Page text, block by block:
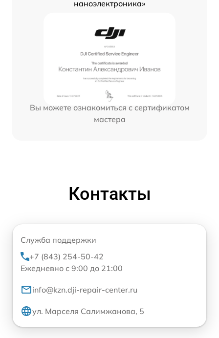
наноэлектроника»
Вы можете ознакомиться с сертификатом
мастера
Контакты
Служба поддержки
+7 (843) 254-50-42
Ежедневно с 9:00 до 21:00
info@kzn.dji-repair-center.ru
ул. Марселя Салимжанова, 5